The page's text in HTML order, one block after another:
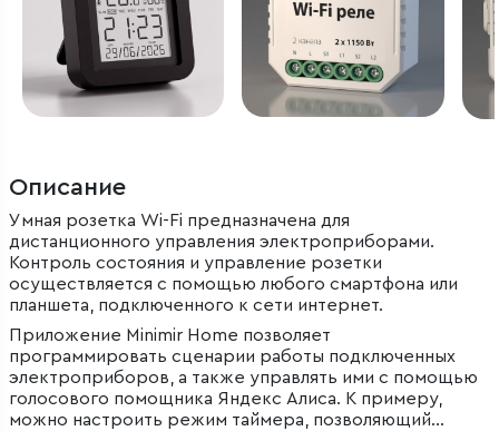
Описание
Умная розетка Wi-Fi предназначена для
дистанционного управления электроприборами.
Контроль состояния и управление розетки
осуществляется с помощью любого смартфона или
планшета, подключенного к сети интернет.
Приложение Minimir Home позволяет
программировать сценарии работы подключенных
электроприборов, а также управлять ими с помощью
голосового помощника Яндекс Алиса. К примеру,
можно настроить режим таймера, позволяющий